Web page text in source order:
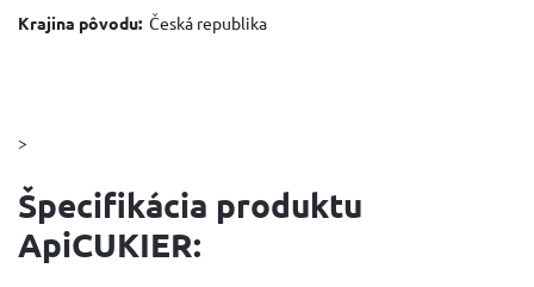
Krajina pôvodu: Česká republika
>
Špecifikácia produktu
ApiCUKIER: